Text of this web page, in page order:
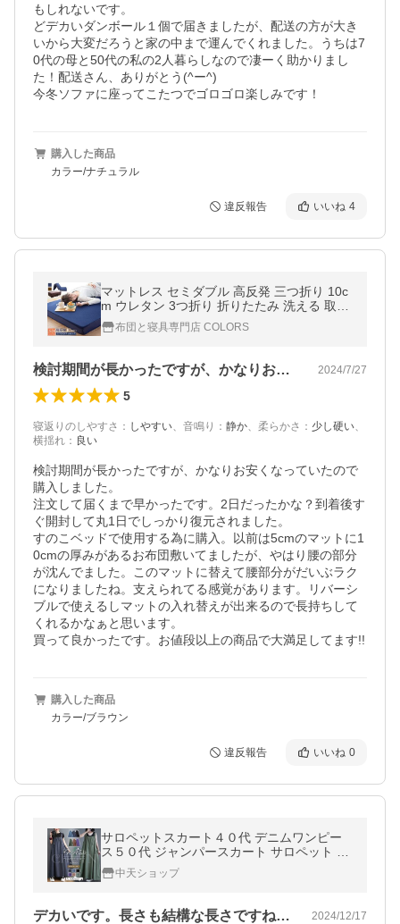
もしれないです。
どデカいダンボール１個で届きましたが、配送の方が大き
いから大変だろうと家の中まで運んでくれました。うちは7
0代の母と50代の私の2人暮らしなので凄ーく助かりまし
た！配送さん、ありがとう(^ー^)
購入した商品
カラー/ナチュラル
違反報告 いいね 4
マットレス セミダブル 高反発 三つ折り 10c
m ウレタン 3つ折り 折りたたみ 洗える 取っ
手付き 硬め 超PayPay祭
布団と寝具専門店 COLORS
検討期間が長かったですが、かなりお安く… 2024/7/27
5
寝返りのしやすさ ： しやすい、 音鳴り ： 静か、 柔らかさ ： 少し硬い、
横揺れ ： 良い
検討期間が長かったですが、かなりお安くなっていたので
購入しました。
注文して届くまで早かったです。2日だったかな？到着後す
ぐ開封して丸1日でしっかり復元されました。
すのこベッドで使用する為に購入。以前は5cmのマットに1
0cmの厚みがあるお布団敷いてましたが、やはり腰の部分
が沈んでました。このマットに替えて腰部分がだいぶラク
になりましたね。支えられてる感覚があります。リバーシ
ブルで使えるしマットの入れ替えが出来るので長持ちして
くれるかなぁと思います。
購入した商品
カラー/ブラウン
違反報告 いいね 0
サロペットスカート４０代 デニムワンピー
ス５０代 ジャンパースカート サロペット 夏
秋冬 キャミワンピース ロング フレア ゆった
り オールインワン６色
中天ショップ
デカいです。長さも結構な長さですね、肩… 2024/12/17